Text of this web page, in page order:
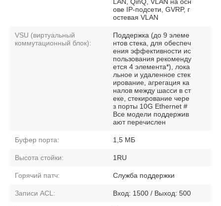
ове IP-подсети, GVRP, г
остевая VLAN
VSU (виртуальный
коммутационный блок):
Поддержка (до 9 элеме
нтов стека, для обеспеч
ения эффективности ис
пользования рекоменду
ется 4 элемента*), лока
льное и удаленное стек
ирование, агрегация ка
налов между шасси в ст
еке, стекирование чере
з порты 10G Ethernet #
Все модели поддержив
ают перечислен
Буфер порта: 1,5 МБ
Высота стойки: 1RU
Горячий патч: Служба поддержки
Записи ACL: Вход: 1500 / Выход: 500